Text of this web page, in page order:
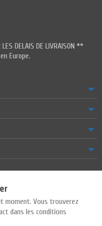
DELAIS DE LIVRAISON **
Europe.
moment. Vous trouverez
dans les conditions